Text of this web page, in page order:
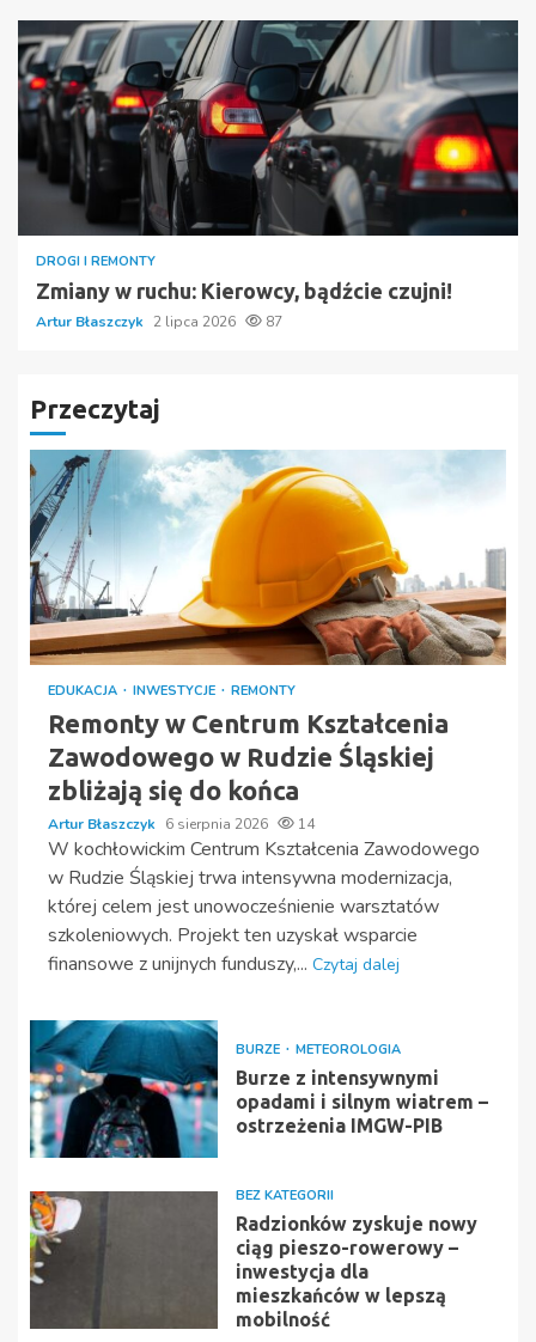
DROGI I REMONTY
Zmiany w ruchu: Kierowcy, bądźcie czujni!
Artur Błaszczyk 2 lipca 2026 87
Przeczytaj
EDUKACJA INWESTYCJE REMONTY
Remonty w Centrum Kształcenia
Zawodowego w Rudzie Śląskiej
zbliżają się do końca
Artur Błaszczyk 6 sierpnia 2026 14
W kochłowickim Centrum Kształcenia Zawodowego
w Rudzie Śląskiej trwa intensywna modernizacja,
której celem jest unowocześnienie warsztatów
szkoleniowych. Projekt ten uzyskał wsparcie
finansowe z unijnych funduszy,... Czytaj dalej
BURZE METEOROLOGIA
Burze z intensywnymi
opadami i silnym wiatrem –
ostrzeżenia IMGW-PIB
BEZ KATEGORII
Radzionków zyskuje nowy
ciąg pieszo-rowerowy –
inwestycja dla
mieszkańców w lepszą
mobilność